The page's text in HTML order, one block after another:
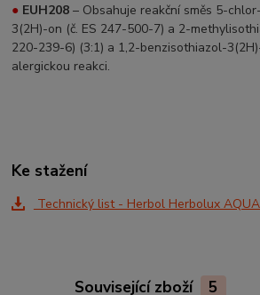
● EUH208 – Obsahuje reakční směs 5-
3(2H)-on (č. ES 247-500-7) a 2-
220-239-6) (3:1) a 1,2-benzisothiazol-
alergickou reakci.
Ke stažení
Technický list - Herbol Herbolux
Související zboží 5